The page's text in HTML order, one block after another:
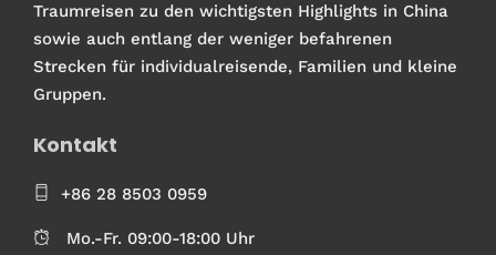
Traumreisen zu den wichtigsten Highlights in China
sowie auch entlang der weniger befahrenen
Strecken für individualreisende, Familien und kleine
Gruppen.
Kontakt
+86 28 8503 0959
Mo.-Fr. 09:00-18:00 Uhr